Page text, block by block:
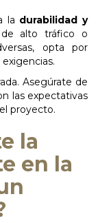
la durabilidad y
alto tráfico o
opta por
Asegúrate de
las expectativas
proyecto.
la
en la